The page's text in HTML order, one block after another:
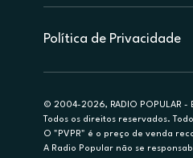
Política de Privacidade
© 2004-2026, RADIO POPULAR -
Todos os direitos reservados.
O "PVPR" é o preço de venda
A Radio Popular não se